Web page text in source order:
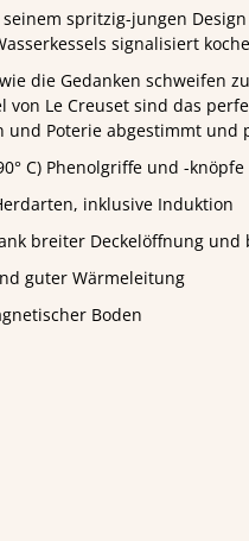
spritzig-jungen
signalisiert
die Gedanken schweifen
von Le Creuset sind das
und Poterie abgestimmt
C) Phenolgriffe und -knöpfe
inklusive Induktion
breiter Deckelöffnung
guter Wärmeleitung
Boden